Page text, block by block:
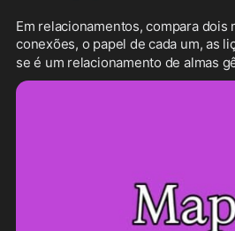
Em relacionamentos, compara dois
conexões, o papel de cada um, as
se é um relacionamento de almas